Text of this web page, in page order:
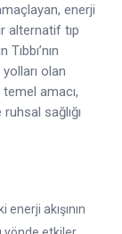
enerji
alternatif tıp
olan
amacı,
sağlığı
akışının